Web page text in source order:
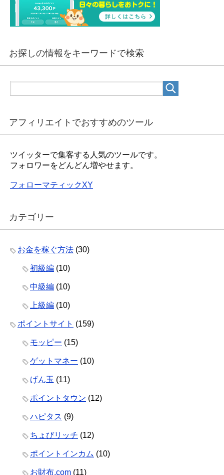
お探しの情報をキーワードで検索
アフィリエイトでおすすめのツール
ツイッターで集客する人気のツールです。
フォロワーをどんどん増やせます。
フォローマティックXY
カテゴリー
お金を稼ぐ方法 (30)
初級編 (10)
中級編 (10)
上級編 (10)
ポイントサイト (159)
モッピー (15)
ゲットマネー (10)
げん玉 (11)
ポイントタウン (12)
ハピタス (9)
ちょびリッチ (12)
ポイントインカム (10)
お財布.com (11)